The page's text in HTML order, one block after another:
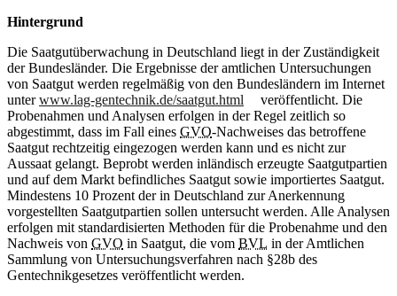
Hintergrund
Die Saatgutüberwachung in Deutschland liegt in der Zuständigkeit
der Bundesländer. Die Ergebnisse der amtlichen Untersuchungen
von Saatgut werden regelmäßig von den Bundesländern im Internet
unterwww.lag-gentechnik.de/saatgut.html
veröffentlicht. Die
Probenahmen und Analysen erfolgen in der Regel zeitlich so
abgestimmt, dass im Fall eines GVO-Nachweises das betroffene
Saatgut rechtzeitig eingezogen werden kann und es nicht zur
Aussaat gelangt. Beprobt werden inländisch erzeugte Saatgutpartien
und auf dem Markt befindliches Saatgut sowie importiertes Saatgut.
Mindestens 10 Prozent der in Deutschland zur Anerkennung
vorgestellten Saatgutpartien sollen untersucht werden. Alle Analysen
erfolgen mit standardisierten Methoden für die Probenahme und den
Nachweis von GVO in Saatgut, die vom BVL in der Amtlichen
Sammlung von Untersuchungsverfahren nach §28b des
Gentechnikgesetzes veröffentlicht werden.